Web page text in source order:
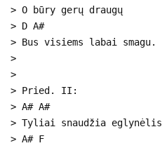
> O būry gerų draugų
> D A#
> Bus visiems labai smagu.
>
>
> Pried. II:
> A# A#
> Tyliai snaudžia eglynėlis
> A# F